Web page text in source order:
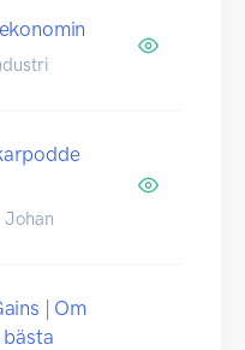
Johan
| Om